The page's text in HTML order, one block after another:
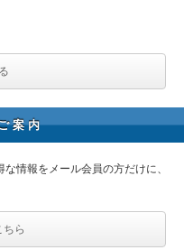
案内
情報をメール会員の方だけに、
ちら